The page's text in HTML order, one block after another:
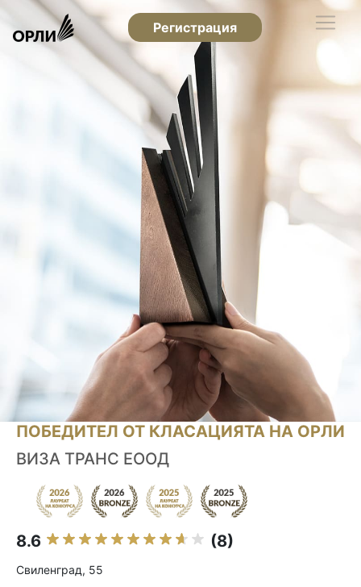
Регистрация
ПОБЕДИТЕЛ ОТ КЛАСАЦИЯТА НА ОРЛИ
ВИЗА ТРАНС ЕООД
8.6 (8)
Свиленград, 55